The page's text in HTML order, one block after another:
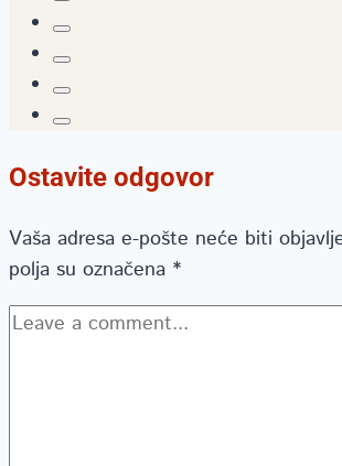
Ostavite odgovor
Vaša adresa e-pošte neće biti
polja su označena *